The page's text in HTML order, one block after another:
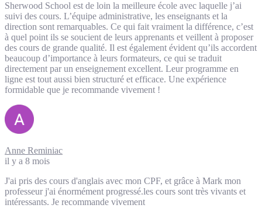
Sherwood School est de loin la meilleure école avec laquelle j’ai
suivi des cours. L’équipe administrative, les enseignants et la
direction sont remarquables. Ce qui fait vraiment la différence, c’est
à quel point ils se soucient de leurs apprenants et veillent à proposer
des cours de grande qualité. Il est également évident qu’ils accordent
beaucoup d’importance à leurs formateurs, ce qui se traduit
directement par un enseignement excellent. Leur programme en
ligne est tout aussi bien structuré et efficace. Une expérience
formidable que je recommande vivement !
Anne Reminiac
il y a 8 mois
J'ai pris des cours d'anglais avec mon CPF, et grâce à Mark mon
professeur j'ai énormément progressé.les cours sont très vivants et
intéressants. Je recommande vivement